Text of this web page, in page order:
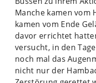
Manche kamen vom
kamen vom Ende
davor errichtet
versucht, in den
noch mal das
nicht nur der